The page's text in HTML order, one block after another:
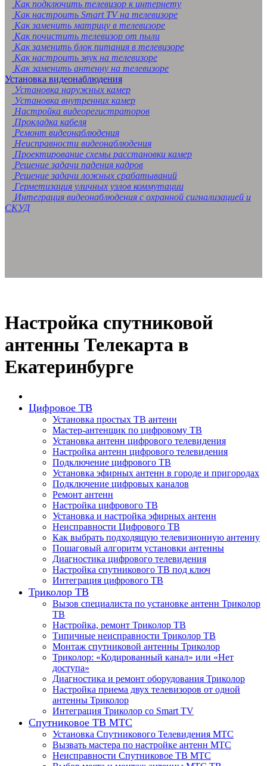
Как подключить телевизор к интернету
Как настроить Smart TV на телевизоре
Как заменить матрицу в телевизоре
Как почистить телевизор от пыли
Как заменить блок питания в телевизоре
Как настроить звук на телевизоре
Как заменить антенну на телевизоре
Установка видеонаблюдения
Установка наружных камер
Установка внутренних камер
Настройка видеорегистраторов
Прокладка кабеля
Ремонт видеонаблюдения
Неисправности видеонаблюдения
Проектирование схемы расстановки камер
Решение задачи падения кадров
Решение задачи ложных срабатываний
Герметизация уличных узлов коммутации
Интеграция видеонаблюдения с охранной сигнализацией и
СКУД
Настройка спутниковой
антенны Телекарта в
Екатеринбурге
Цифровое ТВ
Установка простых ТВ антенн
Мастер-антенщик по цифровому ТВ
Установка антенн цифрового телевидения
Настройка антенн цифрового телевидения
Подключение цифрового ТВ
Установка эфирных антенн в городе и пригородах
Подключение цифровых каналов
Ремонт антенн
Настройка цифрового ТВ
Установка и настройка эфирных антенн
Неисправности Цифрового ТВ
Как выбрать подходящую телевизионную антенну
Пошаговый алгоритм установки антенны
Диагностика цифрового телевидения
Настройка спутникового ТВ под ключ
Интеграция цифрового ТВ
Триколор ТВ
Вызов специалиста по установке антенн Триколор
ТВ
Настройка, ремонт Триколор ТВ
Типичные неисправности Триколор ТВ
Монтаж спутниковой антенны Триколор
Триколор: «Кодированный канал» или «Нет
доступа»
Диагностика и ремонт оборудования Триколор
Настройка приема двух телевизоров от одной
антенны Триколор
Интеграция Триколор со Smart TV
Спутниковое ТВ МТС
Установка Спутникового Телевидения МТС
Вызвать мастера по настройке антенн МТС
Неисправности Спутниковое ТВ МТС